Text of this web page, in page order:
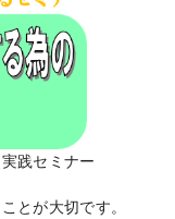
践セミナー
とが大切です。